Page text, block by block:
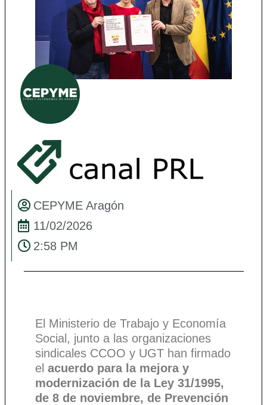
CEPYME Aragón
11/02/2026
2:58 PM
El Ministerio de Trabajo y Economía
Social, junto a las organizaciones
sindicales CCOO y UGT han firmado
el acuerdo para la mejora y
modernización de la Ley 31/1995,
de 8 de noviembre, de Prevención